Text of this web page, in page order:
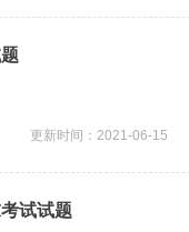
更新时间：2021-06-15
试试题